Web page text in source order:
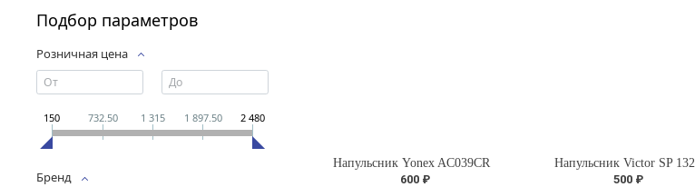
Подбор параметров
Розничная цена
150 732.50 1 315 1 897.50 2 480
Бренд
Напульсник Yonex AС039CR
600 ₽
Напульсник Victor SP 132
500 ₽